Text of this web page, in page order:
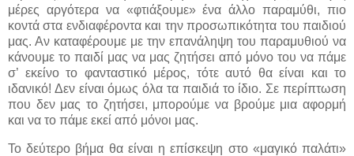
μέρες αργότερα να «φτιάξουμε» ένα άλλο παραμύθι, πιο
κοντά στα ενδιαφέροντα και την προσωπικότητα του παιδιού
μας. Αν καταφέρουμε με την επανάληψη του παραμυθιού να
κάνουμε το παιδί μας να μας ζητήσει από μόνο του να πάμε
σ’ εκείνο το φανταστικό μέρος, τότε αυτό θα είναι και το
ιδανικό! Δεν είναι όμως όλα τα παιδιά το ίδιο. Σε περίπτωση
που δεν μας το ζητήσει, μπορούμε να βρούμε μια αφορμή
και να το πάμε εκεί από μόνοι μας.
Το δεύτερο βήμα θα είναι η επίσκεψη στο «μαγικό παλάτι»